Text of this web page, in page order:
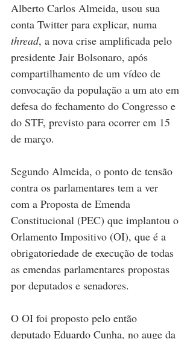
Alberto Carlos Almeida, usou sua
conta Twitter para explicar, numa
thread, a nova crise amplificada pelo
presidente Jair Bolsonaro, após
compartilhamento de um vídeo de
convocação da população a um ato em
defesa do fechamento do Congresso e
do STF, previsto para ocorrer em 15
de março.
Segundo Almeida, o ponto de tensão
contra os parlamentares tem a ver
com a Proposta de Emenda
Constitucional (PEC) que implantou o
Orlamento Impositivo (OI), que é a
obrigatoriedade de execução de todas
as emendas parlamentares propostas
por deputados e senadores.
O OI foi proposto pelo então
deputado Eduardo Cunha, no auge da